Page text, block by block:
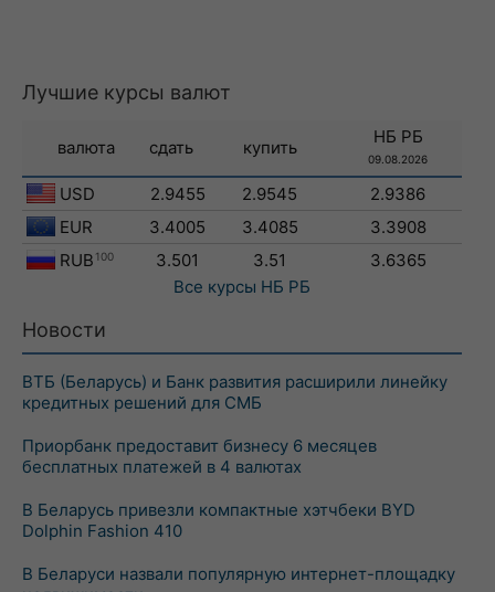
Лучшие курсы валют
валюта сдать купить
НБ РБ
09.08.2026
USD 2.9455 2.9545
2.9386
EUR
3.4005 3.4085
3.3908
RUB 100 3.501 3.51
3.6365
Все курсы НБ РБ
Новости
ВТБ (Беларусь) и Банк развития расширили линейку
кредитных решений для СМБ
Приорбанк предоставит бизнесу 6 месяцев
бесплатных платежей в 4 валютах
В Беларусь привезли компактные хэтчбеки BYD
Dolphin Fashion 410
В Беларуси назвали популярную интернет-площадку